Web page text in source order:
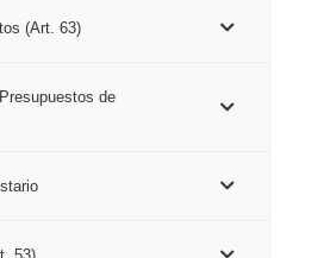
(Art. 63)
de